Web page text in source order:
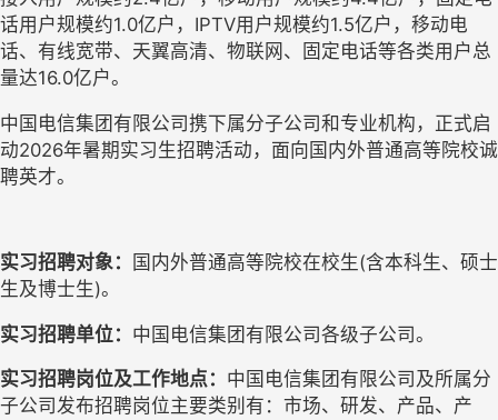
话用户规模约1.0亿户，IPTV用户规模约1.5亿户，移动电
话、有线宽带、天翼高清、物联网、固定电话等各类用户总
量达16.0亿户。
中国电信集团有限公司携下属分子公司和专业机构，正式启
动2026年暑期实习生招聘活动，面向国内外普通高等院校诚
聘英才。
实习招聘对象：
国内外普通高等院校在校生(含本科生、硕士
生及博士生)。
实习招聘单位： 中国电信集团有限公司各级子公司。
实习招聘岗位及工作地点： 中国电信集团有限公司 及所属分
子公司发布招聘岗位主要类别有：市场、研发、产品、产